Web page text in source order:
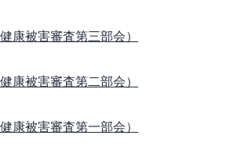
康被害審査第三部会）
康被害審査第二部会）
康被害審査第一部会）